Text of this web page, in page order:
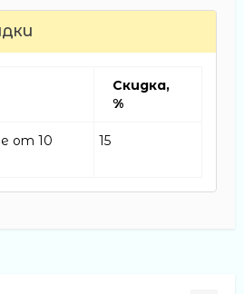
Скидка,
%
от 10
15